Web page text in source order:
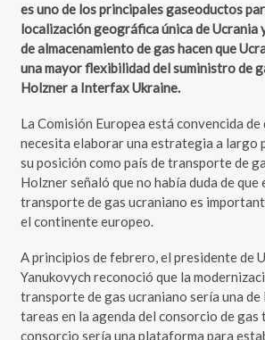
es uno de los principales gaseoductos
localización geográfica única de Ucrania
de almacenamiento de gas hacen que
una mayor flexibilidad del suministro de
Holzner a Interfax Ukraine.
La Comisión Europea está convencida de
necesita elaborar una estrategia a largo
su posición como país de transporte de
Holzner señaló que no había duda de que
transporte de gas ucraniano es
el continente europeo.
A principios de febrero, el presidente de
Yanukovych reconoció que la
transporte de gas ucraniano sería una de
tareas en la agenda del consorcio de
consorcio sería una plataforma para